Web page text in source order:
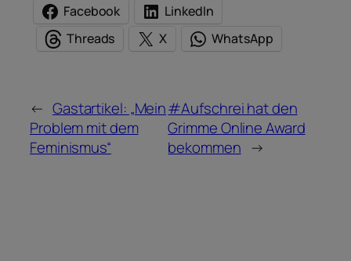
Facebook
LinkedIn
Threads
X WhatsApp
← Gastartikel: „Mein
Problem mit dem
Feminismus“
#Aufschrei hat den
Grimme Online Award
bekommen →